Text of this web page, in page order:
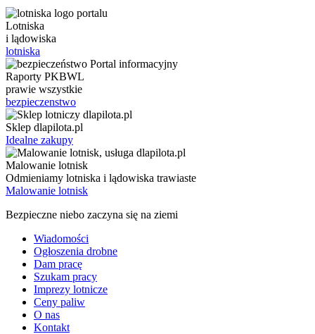
Lotniska
i lądowiska
lotniska
Raporty PKBWL
prawie wszystkie
bezpieczenstwo
Sklep dlapilota.pl
Idealne zakupy
Malowanie lotnisk
Odmieniamy lotniska i lądowiska trawiaste
Malowanie lotnisk
Bezpieczne niebo zaczyna się na ziemi
Wiadomości
Ogłoszenia drobne
Dam pracę
Szukam pracy
Imprezy lotnicze
Ceny paliw
O nas
Kontakt